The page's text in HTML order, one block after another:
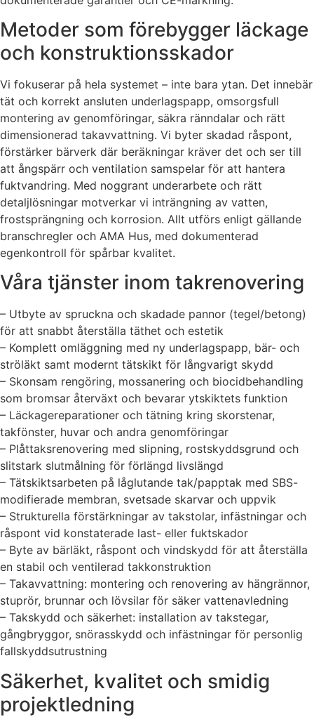
Metoder som förebygger läckage
och konstruktionsskador
Vi fokuserar på hela systemet – inte bara ytan. Det innebär
tät och korrekt ansluten underlagspapp, omsorgsfull
montering av genomföringar, säkra ränndalar och rätt
dimensionerad takavvattning. Vi byter skadad råspont,
förstärker bärverk där beräkningar kräver det och ser till
att ångspärr och ventilation samspelar för att hantera
fuktvandring. Med noggrant underarbete och rätt
detaljlösningar motverkar vi inträngning av vatten,
frostsprängning och korrosion. Allt utförs enligt gällande
branschregler och AMA Hus, med dokumenterad
egenkontroll för spårbar kvalitet.
Våra tjänster inom takrenovering
– Utbyte av spruckna och skadade pannor (tegel/betong)
för att snabbt återställa täthet och estetik
– Komplett omläggning med ny underlagspapp, bär- och
ströläkt samt modernt tätskikt för långvarigt skydd
– Skonsam rengöring, mossanering och biocidbehandling
som bromsar återväxt och bevarar ytskiktets funktion
– Läckagereparationer och tätning kring skorstenar,
takfönster, huvar och andra genomföringar
– Plåttaksrenovering med slipning, rostskyddsgrund och
slitstark slutmålning för förlängd livslängd
– Tätskiktsarbeten på låglutande tak/papptak med SBS-
modifierade membran, svetsade skarvar och uppvik
– Strukturella förstärkningar av takstolar, infästningar och
råspont vid konstaterade last- eller fuktskador
– Byte av bärläkt, råspont och vindskydd för att återställa
en stabil och ventilerad takkonstruktion
– Takavvattning: montering och renovering av hängrännor,
stuprör, brunnar och lövsilar för säker vattenavledning
– Takskydd och säkerhet: installation av takstegar,
gångbryggor, snörasskydd och infästningar för personlig
fallskyddsutrustning
Säkerhet, kvalitet och smidig
projektledning